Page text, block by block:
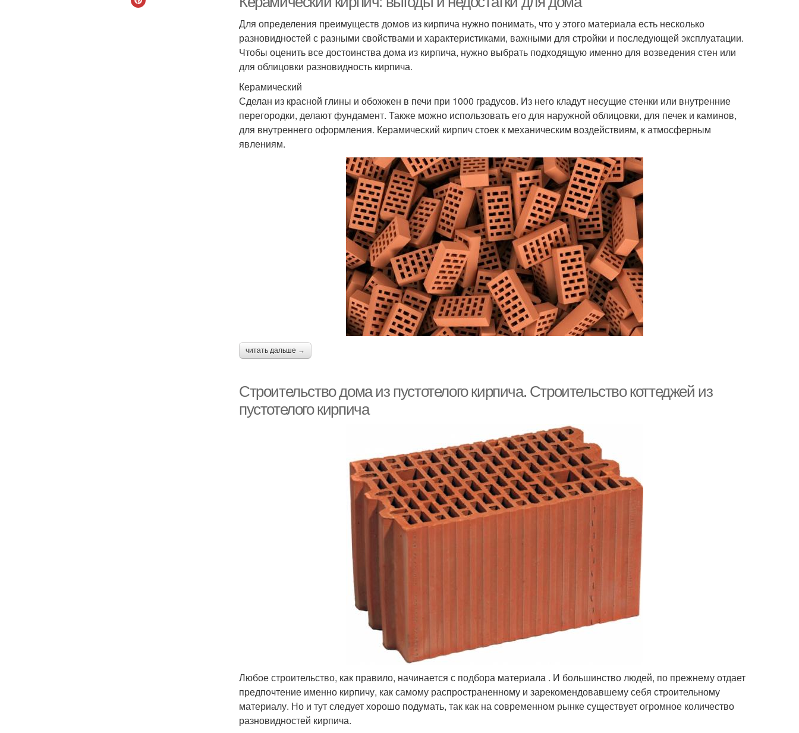
Для определения преимуществ домов из кирпича нужно понимать, что у этого материала есть несколько
разновидностей с разными свойствами и характеристиками, важными для стройки и последующей эксплуатации.
Чтобы оценить все достоинства дома из кирпича, нужно выбрать подходящую именно для возведения стен или
для облицовки разновидность кирпича.
Керамический
Сделан из красной глины и обожжен в печи при 1000 градусов. Из него кладут несущие стенки или внутренние
перегородки, делают фундамент. Также можно использовать его для наружной облицовки, для печек и каминов,
для внутреннего оформления. Керамический кирпич стоек к механическим воздействиям, к атмосферным
явлениям.
читать дальше →
Строительство дома из пустотелого кирпича. Строительство коттеджей из
пустотелого кирпича
Любое строительство, как правило, начинается с подбора материала . И большинство людей, по прежнему отдает
предпочтение именно кирпичу, как самому распространенному и зарекомендовавшему себя строительному
материалу. Но и тут следует хорошо подумать, так как на современном рынке существует огромное количество
разновидностей кирпича.